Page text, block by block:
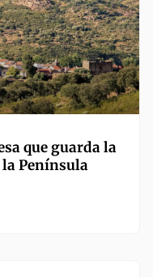
que guarda la
Península